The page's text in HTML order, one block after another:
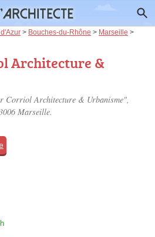
> Bouches-du-Rhône > Marseille >
Architecture &
Corriol Architecture & Urbanisme",
Marseille.